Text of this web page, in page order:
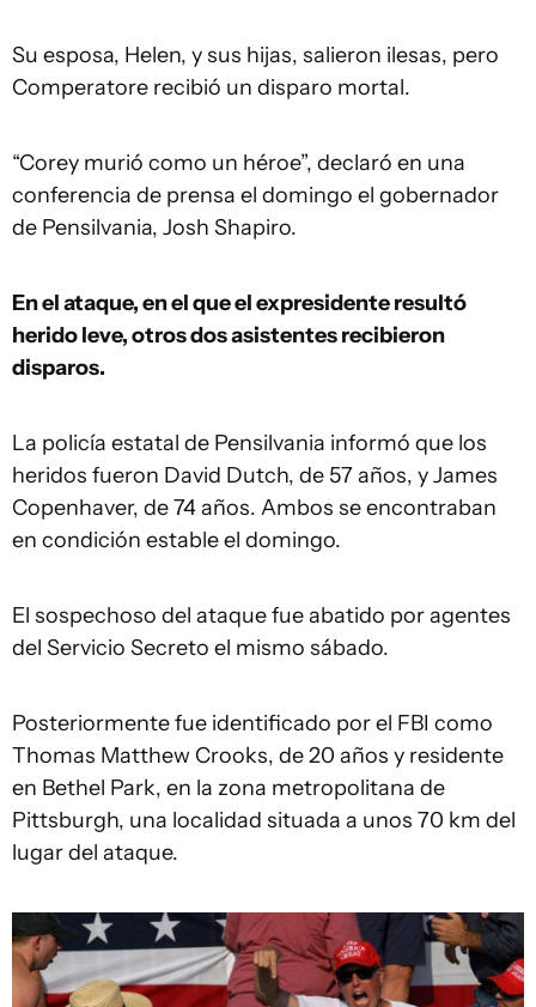
Su esposa, Helen, y sus hijas, salieron ilesas, pero
Comperatore recibió un disparo mortal.
“Corey murió como un héroe”, declaró en una
conferencia de prensa el domingo el gobernador
de Pensilvania, Josh Shapiro.
En el ataque, en el que el expresidente resultó
herido leve, otros dos asistentes recibieron
disparos.
La policía estatal de Pensilvania informó que los
heridos fueron David Dutch, de 57 años, y James
Copenhaver, de 74 años. Ambos se encontraban
en condición estable el domingo.
El sospechoso del ataque fue abatido por agentes
del Servicio Secreto el mismo sábado.
Posteriormente fue identificado por el FBI como
Thomas Matthew Crooks, de 20 años y residente
en Bethel Park, en la zona metropolitana de
Pittsburgh, una localidad situada a unos 70 km del
lugar del ataque.